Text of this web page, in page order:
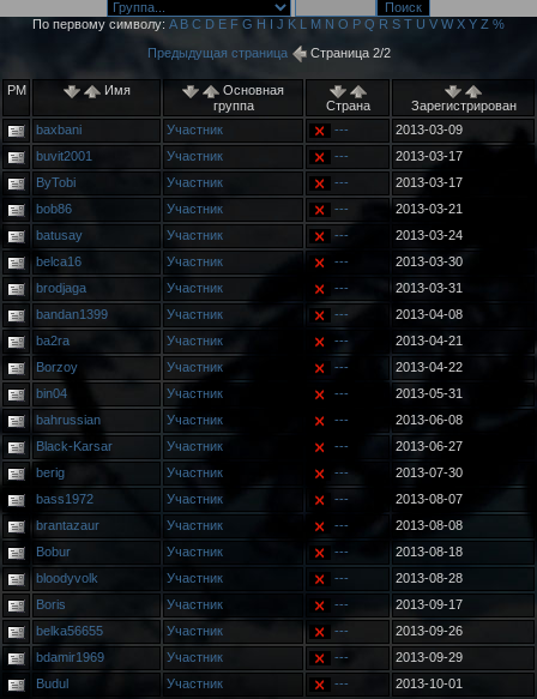
По первому символу: A B C D E F G H I J K L M N O P Q R S T U V W X Y Z %
Предыдущая страница
Страница 2/2
PM Имя
Основная
группа
Страна
Зарегистрирован
baxbani
Участник ---
2013-03-09
buvit2001
Участник ---
2013-03-17
ByTobi
Участник ---
2013-03-17
bob86
Участник ---
2013-03-21
batusay
Участник ---
2013-03-24
belca16
Участник ---
2013-03-30
brodjaga
Участник ---
2013-03-31
bandan1399
Участник ---
2013-04-08
ba2ra
Участник ---
2013-04-21
Borzoy
Участник ---
2013-04-22
bin04
Участник ---
2013-05-31
bahrussian
Участник ---
2013-06-08
Black-Karsar
Участник ---
2013-06-27
berig
Участник ---
2013-07-30
bass1972
Участник ---
2013-08-07
brantazaur
Участник ---
2013-08-08
Bobur
Участник ---
2013-08-18
bloodyvolk
Участник ---
2013-08-28
Boris
Участник ---
2013-09-17
belka56655
Участник ---
2013-09-26
bdamir1969
Участник ---
2013-09-29
Budul
Участник ---
2013-10-01